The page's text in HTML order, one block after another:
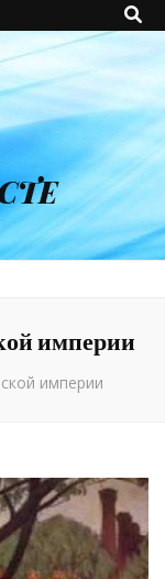
империи
империи